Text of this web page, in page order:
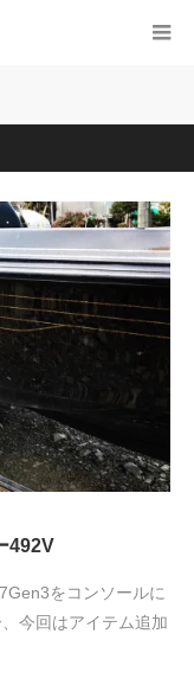
492V
をコンソールに
今回はアイテム追加